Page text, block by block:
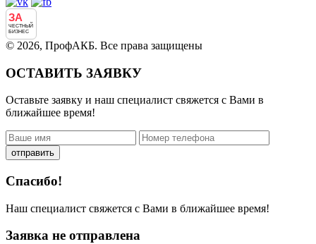
ЗА
ЧЕСТНЫЙ
БИЗНЕС
© 2026, ПрофАКБ. Все права защищены
ОСТАВИТЬ ЗАЯВКУ
Оставьте заявку и наш специалист свяжется с Вами в
ближайшее время!
отправить
Спасибо!
Наш специалист свяжется с Вами в ближайшее время!
Заявка не отправлена